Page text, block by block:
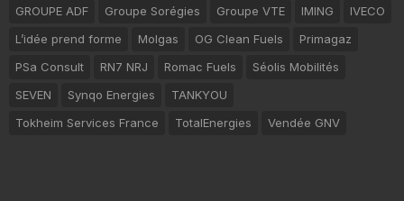
GROUPE ADF
Groupe Sorégies Groupe VTE IMING
IVECO
L’idée prend forme
Molgas OG Clean Fuels
Primagaz
PSa Consult
RN7 NRJ Romac Fuels
Séolis Mobilités
SEVEN
Synqo Energies
TANKYOU
Tokheim Services France
TotalEnergies Vendée GNV